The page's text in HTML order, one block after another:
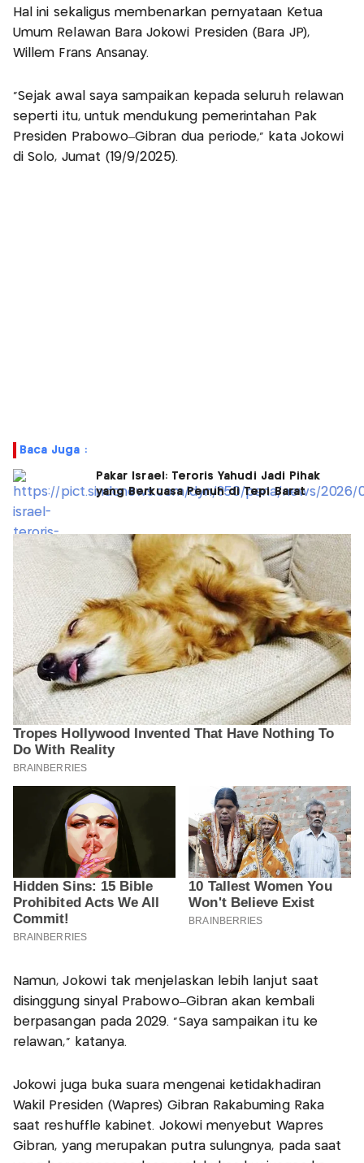
Hal ini sekaligus membenarkan pernyataan Ketua
Umum Relawan Bara Jokowi Presiden (Bara JP),
Willem Frans Ansanay.
"Sejak awal saya sampaikan kepada seluruh relawan
seperti itu, untuk mendukung pemerintahan Pak
Presiden Prabowo–Gibran dua periode," kata Jokowi
di Solo, Jumat (19/9/2025).
Baca Juga :
Pakar Israel: Teroris Yahudi Jadi Pihak
yang Berkuasa Penuh di Tepi Barat
Namun, Jokowi tak menjelaskan lebih lanjut saat
disinggung sinyal Prabowo–Gibran akan kembali
berpasangan pada 2029. "Saya sampaikan itu ke
relawan," katanya.
Jokowi juga buka suara mengenai ketidakhadiran
Wakil Presiden (Wapres) Gibran Rakabuming Raka
saat reshuffle kabinet. Jokowi menyebut Wapres
Gibran, yang merupakan putra sulungnya, pada saat